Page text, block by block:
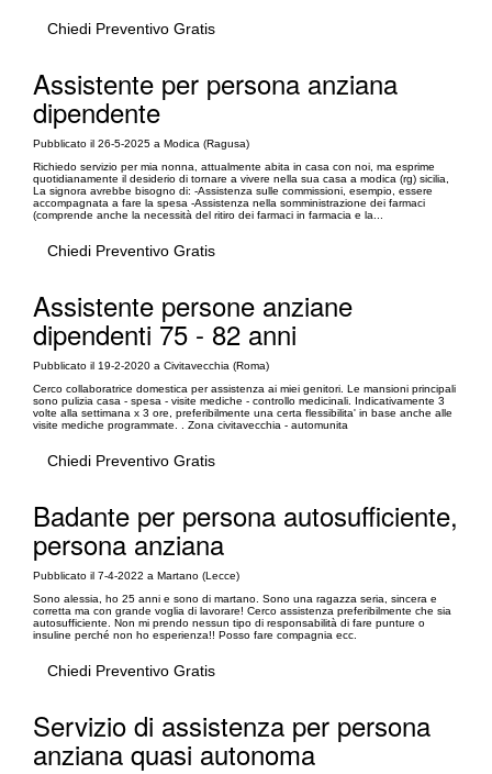
Chiedi Preventivo Gratis
Assistente per persona anziana
dipendente
Pubblicato il 26-5-2025 a Modica (Ragusa)
Richiedo servizio per mia nonna, attualmente abita in casa con noi, ma esprime
quotidianamente il desiderio di tornare a vivere nella sua casa a modica (rg) sicilia,
La signora avrebbe bisogno di: -Assistenza sulle commissioni, esempio, essere
accompagnata a fare la spesa -Assistenza nella somministrazione dei farmaci
(comprende anche la necessità del ritiro dei farmaci in farmacia e la...
Chiedi Preventivo Gratis
Assistente persone anziane
dipendenti 75 - 82 anni
Pubblicato il 19-2-2020 a Civitavecchia (Roma)
Cerco collaboratrice domestica per assistenza ai miei genitori. Le mansioni principali
sono pulizia casa - spesa - visite mediche - controllo medicinali. Indicativamente 3
volte alla settimana x 3 ore, preferibilmente una certa flessibilita' in base anche alle
visite mediche programmate. . Zona civitavecchia - automunita
Chiedi Preventivo Gratis
Badante per persona autosufficiente,
persona anziana
Pubblicato il 7-4-2022 a Martano (Lecce)
Sono alessia, ho 25 anni e sono di martano. Sono una ragazza seria, sincera e
corretta ma con grande voglia di lavorare! Cerco assistenza preferibilmente che sia
autosufficiente. Non mi prendo nessun tipo di responsabilità di fare punture o
insuline perché non ho esperienza!! Posso fare compagnia ecc.
Chiedi Preventivo Gratis
Servizio di assistenza per persona
anziana quasi autonoma